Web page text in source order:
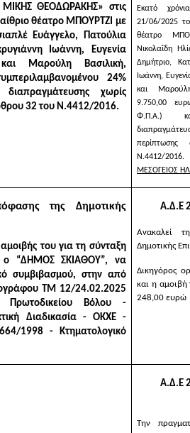
ΜΙΚΗΣ ΘΕΟΔΩΡΑΚΗΣ» στις
θέατρο ΜΠΟΥΡΤΖΙ με
Ευάγγελο, Πατούλια
Ιωάννη, Ευγενία
Μαρούλη Βασιλική,
24%
χωρίς
32 του Ν.4412/2016.
Εκατό
21/06/2025
θέατρο
Νικολαΐδη
Δημήτριο,
Ιωάννη,
και
9.750,00
Φ.Π.Α.)
Ν.4412/
ΜΕΣΟΓΕΙΟΣ
της Δημοτικής
αμοιβής τουγια τη σύνταξη
ο “ΔΗΜΟΣ ΣΚΙΑΘΟΥ”, να
συμβιβασμού, στην από
ΤΜ 12/24.02.2025
Βόλου -
Διαδικασία - ΟΚΧΕ -
1998 - Κτηματολογικό
Α.Δ.Ε
Ανακαλεί
Δημοτικής
Δικηγόρος
και η αμοιβή
248,00 ευρώ
Α.Δ.Ε
Την